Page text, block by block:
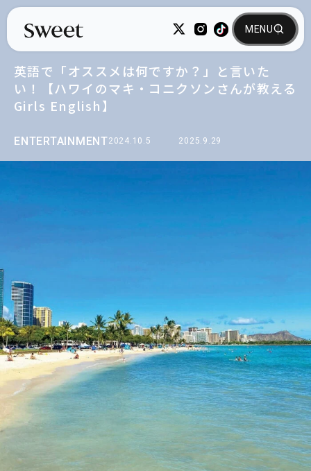
ENTERTAINMENT2024.10.5 2025.9.29
英語で「オススメは何ですか？」と言いた
い！【ハワイのマキ・コニクソンさんが教える
Girls English】